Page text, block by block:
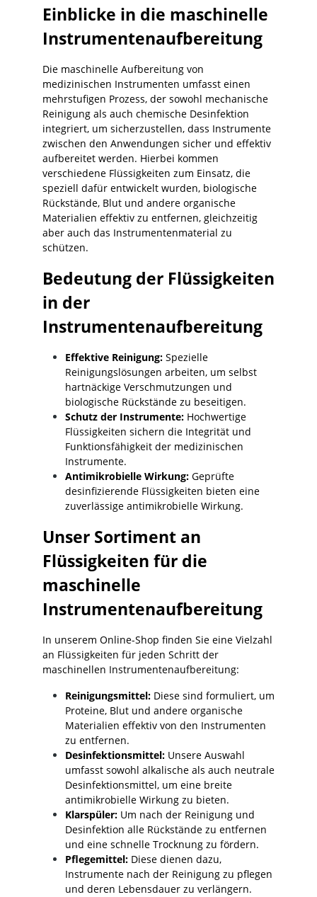
Einblicke in die maschinelle
Instrumentenaufbereitung
Die maschinelle Aufbereitung von
medizinischen Instrumenten umfasst einen
mehrstufigen Prozess, der sowohl mechanische
Reinigung als auch chemische Desinfektion
integriert, um sicherzustellen, dass Instrumente
zwischen den Anwendungen sicher und effektiv
aufbereitet werden. Hierbei kommen
verschiedene Flüssigkeiten zum Einsatz, die
speziell dafür entwickelt wurden, biologische
Rückstände, Blut und andere organische
Materialien effektiv zu entfernen, gleichzeitig
aber auch das Instrumentenmaterial zu
schützen.
Bedeutung der Flüssigkeiten
in der
Instrumentenaufbereitung
Effektive Reinigung: Spezielle
Reinigungslösungen arbeiten, um selbst
hartnäckige Verschmutzungen und
biologische Rückstände zu beseitigen.
Schutz der Instrumente: Hochwertige
Flüssigkeiten sichern die Integrität und
Funktionsfähigkeit der medizinischen
Instrumente.
Antimikrobielle Wirkung: Geprüfte
desinfizierende Flüssigkeiten bieten eine
zuverlässige antimikrobielle Wirkung.
Unser Sortiment an
Flüssigkeiten für die
maschinelle
Instrumentenaufbereitung
In unserem Online-Shop finden Sie eine Vielzahl
an Flüssigkeiten für jeden Schritt der
maschinellen Instrumentenaufbereitung:
Reinigungsmittel: Diese sind formuliert, um
Proteine, Blut und andere organische
Materialien effektiv von den Instrumenten
zu entfernen.
Desinfektionsmittel: Unsere Auswahl
umfasst sowohl alkalische als auch neutrale
Desinfektionsmittel, um eine breite
antimikrobielle Wirkung zu bieten.
Klarspüler: Um nach der Reinigung und
Desinfektion alle Rückstände zu entfernen
und eine schnelle Trocknung zu fördern.
Pflegemittel: Diese dienen dazu,
Instrumente nach der Reinigung zu pflegen
und deren Lebensdauer zu verlängern.